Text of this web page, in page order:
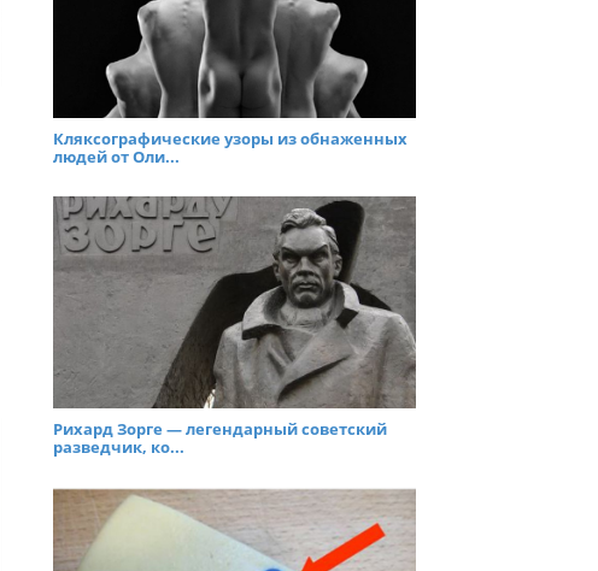
Кляксографические узоры из обнаженных
людей от Оли...
Рихард Зорге — легендарный советский
разведчик, ко...